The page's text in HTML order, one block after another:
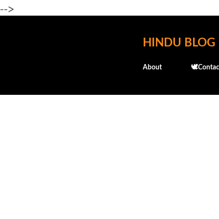
-->
HINDU BLOG
About